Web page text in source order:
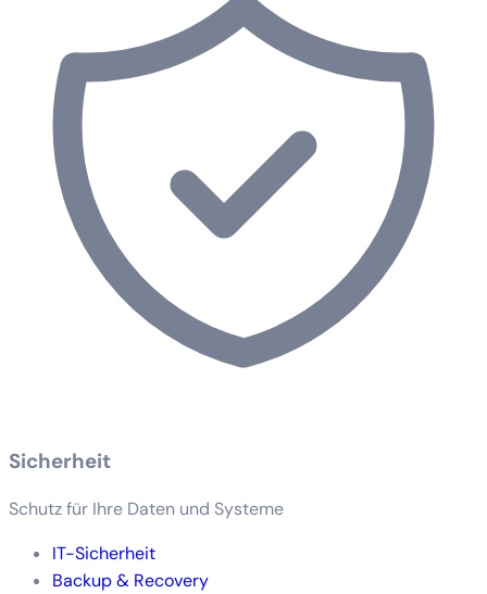
Sicherheit
Schutz für Ihre Daten und Systeme
IT-Sicherheit
Backup & Recovery